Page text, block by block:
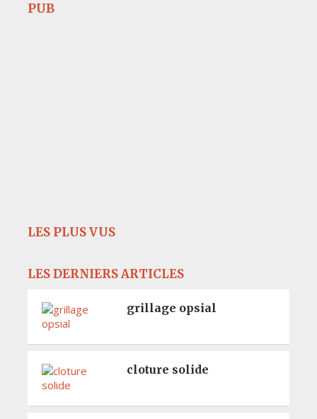
PUB
LES PLUS VUS
LES DERNIERS ARTICLES
grillage opsial
cloture solide